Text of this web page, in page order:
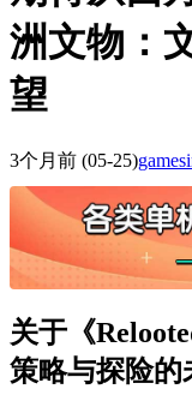
洲文物：
望
3个月前 (05-25)
关于《
策略与探险的